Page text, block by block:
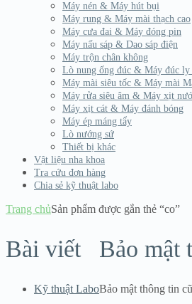
Máy nén & Máy hút bụi
Máy rung & Máy mài thạch cao
Máy cưa đai & Máy đóng pin
Máy nấu sáp & Dao sáp điện
Máy trộn chân không
Lò nung ống đúc & Máy đúc ly
Máy mài siêu tốc & Máy mài
Máy rửa siêu âm & Máy xịt
Máy xịt cát & Máy đánh bóng
Máy ép máng tẩy
Lò nướng sứ
Thiết bị khác
Vật liệu nha khoa
Tra cứu đơn hàng
Chia sẻ kỹ thuật labo
Trang chủSản phẩm được gắn thẻ “co”
Bài viết
Kỹ thuật Labo
Bảo mật
Bảo mật thông tin